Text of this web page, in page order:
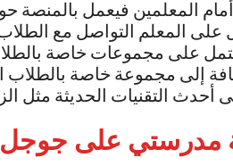
على المعلم التواصل مع
على مجموعات خاصة
إلى مجموعة خاصة بالطلاب
أحدث التقنيات الحديثة مثل
مدرستي على جوجل